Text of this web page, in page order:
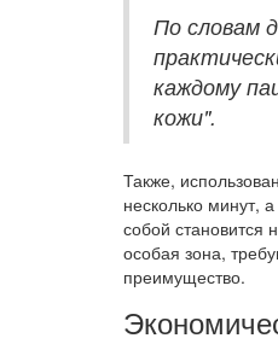
По словам
каждому
кожи".
Также,
несколько минут,
собой становится
особая зона,
преимущество.